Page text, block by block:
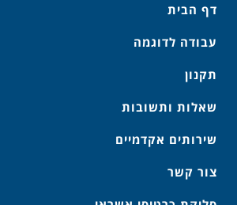
דף הבית
עבודה לדוגמה
תקנון
שאלות ותשובות
שירותים אקדמיים
צור קשר